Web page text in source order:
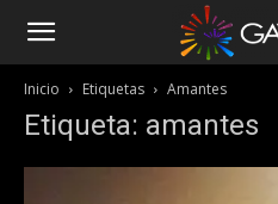
Inicio Etiquetas Amantes
Etiqueta: amantes